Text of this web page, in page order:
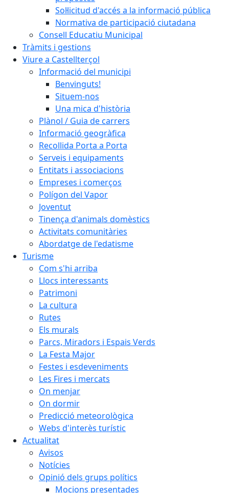
Sol·licitud d'accés a la informació pública
Normativa de participació ciutadana
Consell Educatiu Municipal
Tràmits i gestions
Viure a Castellterçol
Informació del municipi
Benvinguts!
Situem-nos
Una mica d'història
Plànol / Guia de carrers
Informació geogràfica
Recollida Porta a Porta
Serveis i equipaments
Entitats i associacions
Empreses i comerços
Polígon del Vapor
Joventut
Tinença d'animals domèstics
Activitats comunitàries
Abordatge de l'edatisme
Turisme
Com s'hi arriba
Llocs interessants
Patrimoni
La cultura
Rutes
Els murals
Parcs, Miradors i Espais Verds
La Festa Major
Festes i esdeveniments
Les Fires i mercats
On menjar
On dormir
Predicció meteorològica
Webs d'interès turístic
Actualitat
Avisos
Notícies
Opinió dels grups polítics
Mocions presentades